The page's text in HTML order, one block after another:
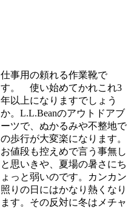
仕事用の頼れる作業靴で
す。 使い始めてかれこれ3
年以上になりますでしょう
か。L.L.Beanのアウトドアブ
ーツで、ぬかるみや不整地で
の歩行が大変楽になります。
お値段も控えめで言う事無し
と思いきや、夏場の暑さにち
ょっと弱いのです。カンカン
照りの日にはかなり熱くなり
ます。その反対に冬はメチャ